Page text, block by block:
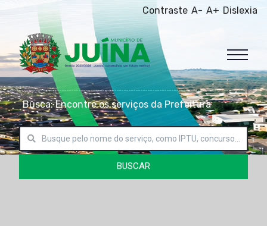
Contraste A- A+ Dislexia
Busca: Encontre os serviços da Prefeitura
BUSCAR